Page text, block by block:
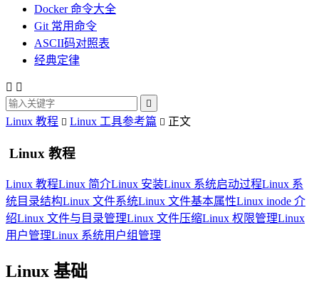
Docker 命令大全
Git 常用命令
ASCII码对照表
经典定律
 

Linux 教程  Linux 工具参考篇  正文
Linux 教程
Linux 教程Linux 简介Linux 安装Linux 系统启动过程Linux 系
统目录结构Linux 文件系统Linux 文件基本属性Linux inode 介
绍Linux 文件与目录管理Linux 文件压缩Linux 权限管理Linux
用户管理Linux 系统用户组管理
Linux 基础